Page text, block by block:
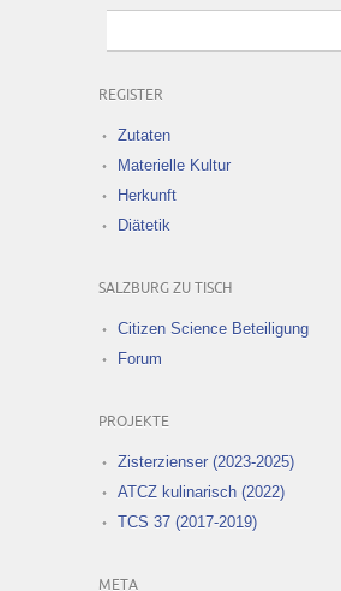
REGISTER
Zutaten
Materielle Kultur
Herkunft
Diätetik
SALZBURG ZU TISCH
Citizen Science Beteiligung
Forum
PROJEKTE
Zisterzienser (2023-2025)
ATCZ kulinarisch (2022)
TCS 37 (2017-2019)
META